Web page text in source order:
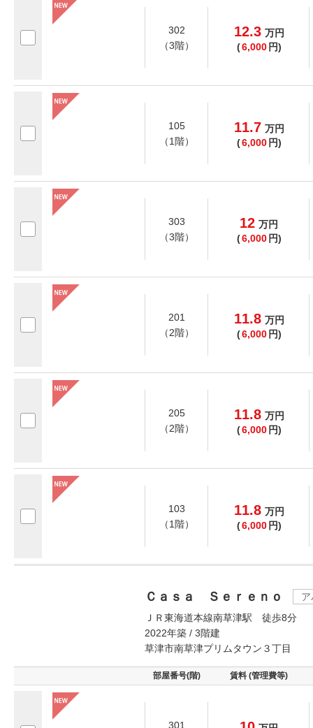
302
（3階）
12.3 万円
(6,000 円)
105
（1階）
11.7 万円
(6,000 円)
303
（3階）
12 万円
(6,000 円)
201
（2階）
11.8 万円
(6,000 円)
205
（2階）
11.8 万円
(6,000 円)
103
（1階）
11.8 万円
(6,000 円)
Ｃａｓａ Ｓｅｒｅｎｏ
ＪＲ東海道本線南草津駅 徒歩8分
2022年築 / 3階建
草津市南草津プリムタウン３丁目
部屋番号(階) 賃料 (管理費等)
301